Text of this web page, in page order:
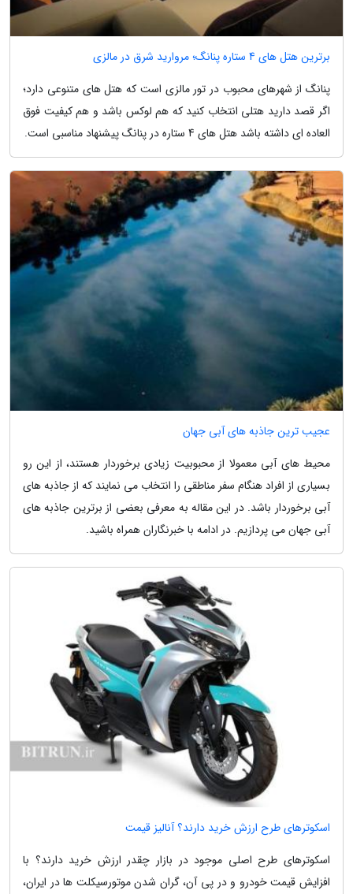
برترین هتل های 4 ستاره پنانگ؛ مروارید شرق در مالزی
پنانگ از شهرهای محبوب در تور مالزی است که هتل های متنوعی دارد؛
اگر قصد دارید هتلی انتخاب کنید که هم لوکس باشد و هم کیفیت فوق
العاده ای داشته باشد هتل های 4 ستاره در پنانگ پیشنهاد مناسبی است.
عجیب ترین جاذبه های آبی جهان
محیط های آبی معمولا از محبوبیت زیادی برخوردار هستند، از این رو
بسیاری از افراد هنگام سفر مناطقی را انتخاب می نمایند که از جاذبه های
آبی برخوردار باشد. در این مقاله به معرفی بعضی از برترین جاذبه های
آبی جهان می پردازیم. در ادامه با خبرنگاران همراه باشید.
اسکوترهای طرح ارزش خرید دارند؟ آنالیز قیمت
اسکوترهای طرح اصلی موجود در بازار چقدر ارزش خرید دارند؟ با
افزایش قیمت خودرو و در پی آن، گران شدن موتورسیکلت ها در ایران،